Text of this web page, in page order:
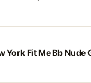
York Fit Me Bb Nude